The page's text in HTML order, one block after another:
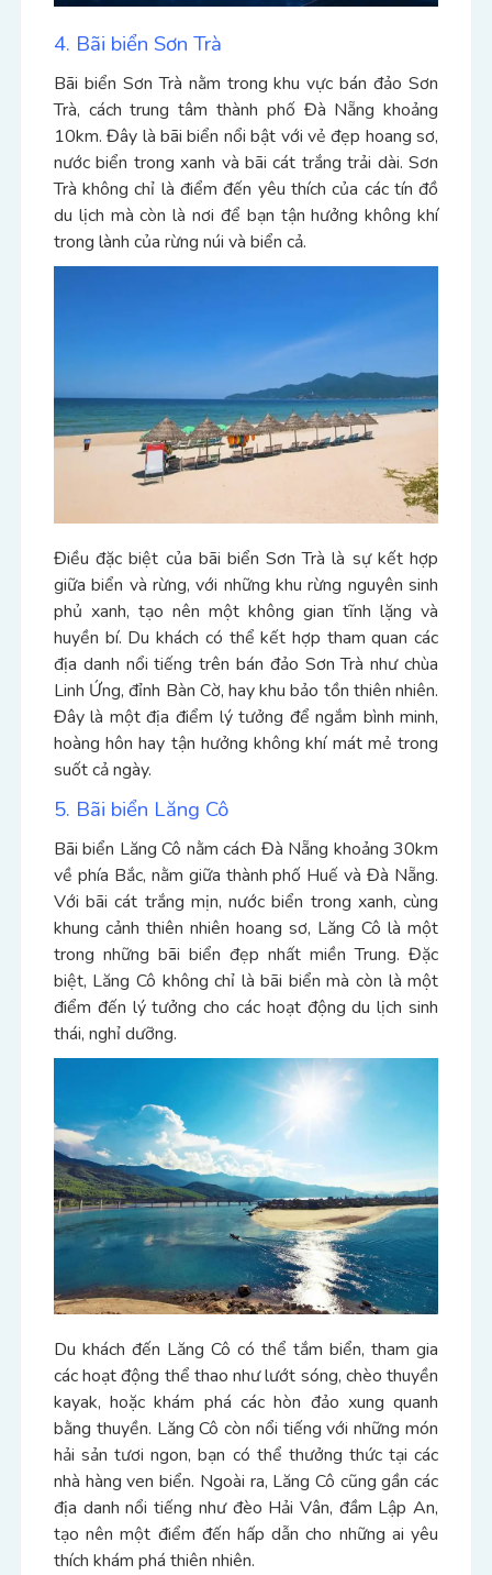
4. Bãi biển Sơn Trà
Bãi biển Sơn Trà nằm trong khu vực bán đảo Sơn
Trà, cách trung tâm thành phố Đà Nẵng khoảng
10km. Đây là bãi biển nổi bật với vẻ đẹp hoang sơ,
nước biển trong xanh và bãi cát trắng trải dài. Sơn
Trà không chỉ là điểm đến yêu thích của các tín đồ
du lịch mà còn là nơi để bạn tận hưởng không khí
trong lành của rừng núi và biển cả.
Điều đặc biệt của bãi biển Sơn Trà là sự kết hợp
giữa biển và rừng, với những khu rừng nguyên sinh
phủ xanh, tạo nên một không gian tĩnh lặng và
huyền bí. Du khách có thể kết hợp tham quan các
địa danh nổi tiếng trên bán đảo Sơn Trà như chùa
Linh Ứng, đỉnh Bàn Cờ, hay khu bảo tồn thiên nhiên.
Đây là một địa điểm lý tưởng để ngắm bình minh,
hoàng hôn hay tận hưởng không khí mát mẻ trong
suốt cả ngày.
5. Bãi biển Lăng Cô
Bãi biển Lăng Cô nằm cách Đà Nẵng khoảng 30km
về phía Bắc, nằm giữa thành phố Huế và Đà Nẵng.
Với bãi cát trắng mịn, nước biển trong xanh, cùng
khung cảnh thiên nhiên hoang sơ, Lăng Cô là một
trong những bãi biển đẹp nhất miền Trung. Đặc
biệt, Lăng Cô không chỉ là bãi biển mà còn là một
điểm đến lý tưởng cho các hoạt động du lịch sinh
thái, nghỉ dưỡng.
Du khách đến Lăng Cô có thể tắm biển, tham gia
các hoạt động thể thao như lướt sóng, chèo thuyền
kayak, hoặc khám phá các hòn đảo xung quanh
bằng thuyền. Lăng Cô còn nổi tiếng với những món
hải sản tươi ngon, bạn có thể thưởng thức tại các
nhà hàng ven biển. Ngoài ra, Lăng Cô cũng gần các
địa danh nổi tiếng như đèo Hải Vân, đầm Lập An,
tạo nên một điểm đến hấp dẫn cho những ai yêu
thích khám phá thiên nhiên.